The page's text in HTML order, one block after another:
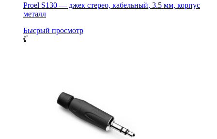
Proel S130 — джек стерео, кабельный, 3.5 мм, корпус
металл
Бысрый просмотр